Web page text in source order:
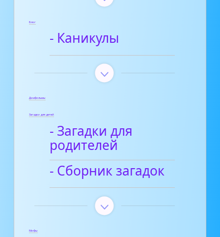
Блог
- Каникулы
Диафильмы
Загадки для детей
- Загадки для
родителей
- Сборник загадок
Мифы